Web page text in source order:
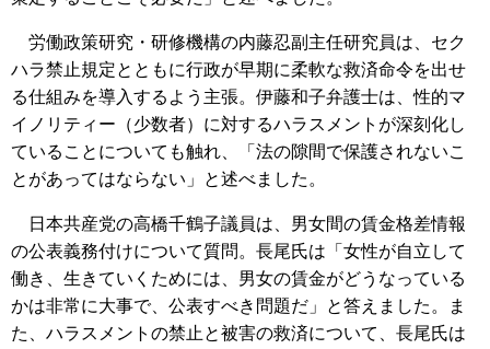
労働政策研究・研修機構の内藤忍副主任研究員は、セク
ハラ禁止規定とともに行政が早期に柔軟な救済命令を出せ
る仕組みを導入するよう主張。伊藤和子弁護士は、性的マ
イノリティー（少数者）に対するハラスメントが深刻化し
ていることについても触れ、「法の隙間で保護されないこ
とがあってはならない」と述べました。
日本共産党の高橋千鶴子議員は、男女間の賃金格差情報
の公表義務付けについて質問。長尾氏は「女性が自立して
働き、生きていくためには、男女の賃金がどうなっている
かは非常に大事で、公表すべき問題だ」と答えました。ま
た、ハラスメントの禁止と被害の救済について、長尾氏は